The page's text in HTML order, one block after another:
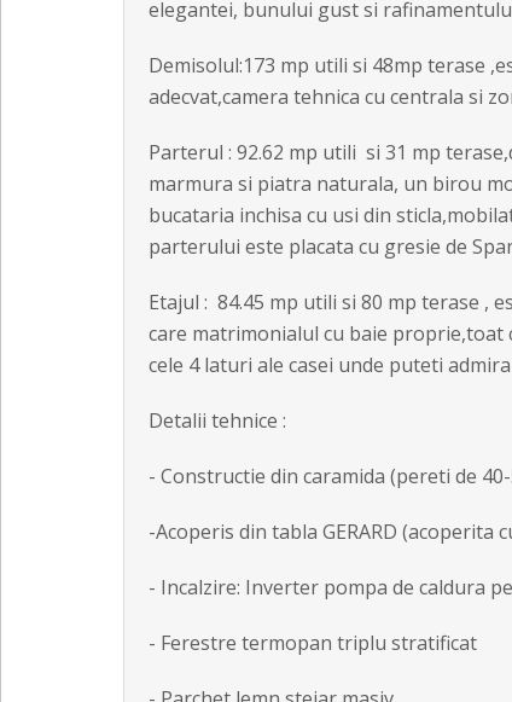
elegantei, bunului gust si
Demisolul:173 mp utili si 48mp terase
adecvat,camera tehnica cu centrala si
Parterul : 92.62 mp utili si 31 mp
marmura si piatra naturala, un birou
bucataria inchisa cu usi din
parterului este placata cu gresie de
Etajul : 84.45 mp utili si 80 mp terase ,
care matrimonialul cu baie proprie,toat
cele 4 laturi ale casei unde puteti
Detalii tehnice :
- Constructie din caramida (pereti de
-Acoperis din tabla GERARD (acoperita
- Incalzire: Inverter pompa de caldura
- Ferestre termopan triplu stratificat